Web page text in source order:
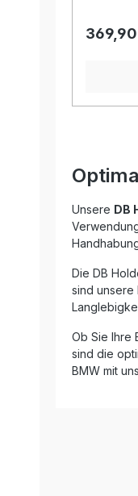
passt.Im
Rahmen
rund
Rennstrecke. 25%
Original
Aluminium
Haltbarkeit Präzise Passform –
Unsere DB
Die DB
sind unsere
Ob Sie Ihre
sind die
BMW mit